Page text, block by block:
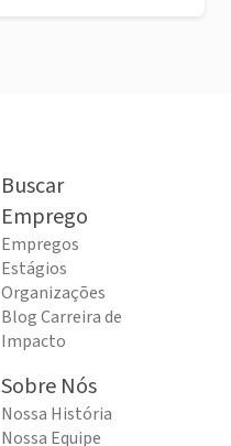
Buscar
Emprego
Empregos
Estágios
Organizações
Blog Carreira de
Impacto
Sobre Nós
Nossa História
Nossa Equipe